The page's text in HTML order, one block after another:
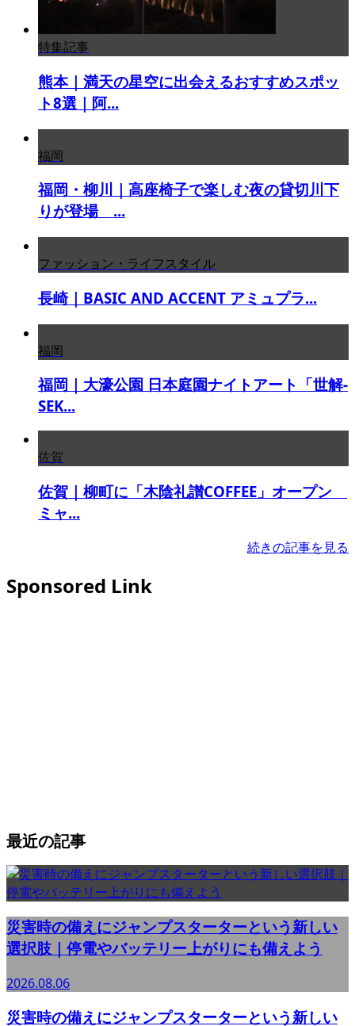
特集記事
熊本｜満天の星空に出会えるおすすめスポッ
ト8選｜阿...
福岡
福岡・柳川｜高座椅子で楽しむ夜の貸切川下
りが登場 ...
ファッション・ライフスタイル
長崎｜BASIC AND ACCENT アミュプラ...
福岡
福岡｜大濠公園 日本庭園ナイトアート「世解-
SEK...
佐賀
佐賀｜柳町に「木陰礼讃COFFEE」オープン
ミャ...
続きの記事を見る
Sponsored Link
最近の記事
災害時の備えにジャンプスターターという新しい
選択肢｜停電やバッテリー上がりにも備えよう
2026.08.06
災害時の備えにジャンプスターターという新しい